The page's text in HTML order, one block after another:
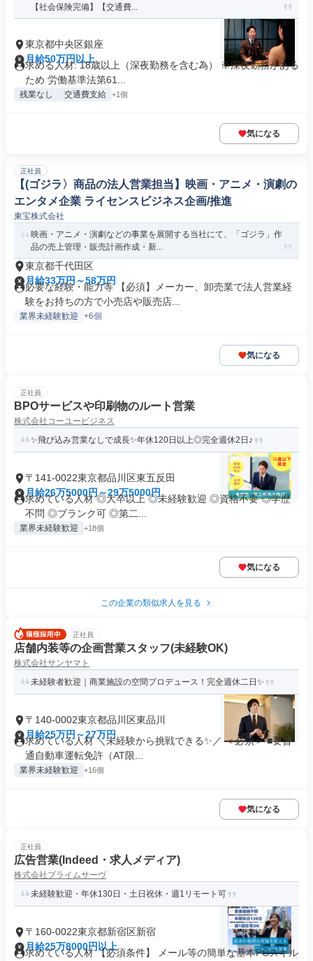
【社会保険完備】【交通費...
東京都中央区銀座
月給50万円以上
求める人材: 18歳以上（深夜勤務を含む為） ※深夜勤務がある
ため 労働基準法第61...
残業なし 交通費支給 +1個
気になる
正社員
【(ゴジラ〉商品の法人営業担当】映画・アニメ・演劇の
エンタメ企業 ライセンスビジネス企画/推進
東宝株式会社
映画・アニメ・演劇などの事業を展開する当社にて、「ゴジラ」作
品の売上管理・販売計画作成・新...
東京都千代田区
月給33万円～58万円
必要な経験・能力等 【必須】メーカー、卸売業で法人営業経
験をお持ちの方で小売店や販売店...
業界未経験歓迎 +6個
気になる
正社員
BPOサービスや印刷物のルート営業
株式会社コーユービジネス
✨飛び込み営業なしで成長✨年休120日以上◎完全週休2日♪
〒141-0022東京都品川区東五反田
月給26万5000円～29万5000円
求めている人材 ◎大卒以上 ◎未経験歓迎 ◎資格不要 ◎学歴
不問 ◎ブランク可 ◎第二...
業界未経験歓迎 +18個
気になる
この企業の類似求人を見る
正社員
店舗内装等の企画営業スタッフ(未経験OK)
株式会社サンヤマト
未経験者歓迎｜商業施設の空間プロデュース！完全週休二日✨
〒140-0002東京都品川区東品川
月給25万円～27万円
求めている人材 ＼未経験から挑戦できる✨／ ＜必須＞ ■要普
通自動車運転免許（AT限...
業界未経験歓迎 +16個
気になる
正社員
広告営業(Indeed・求人メディア)
株式会社プライムサーヴ
未経験歓迎・年休130日・土日祝休・週1リモート可
〒160-0022東京都新宿区新宿
月給25万8000円以上
求めている人材 【必須条件】 メール等の簡単な基本PCスキル